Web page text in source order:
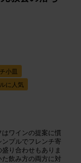
小皿
に人気
ワインの提案に慣
プルでフレンチ寄
り合わせもありま
飲み方の両方に対